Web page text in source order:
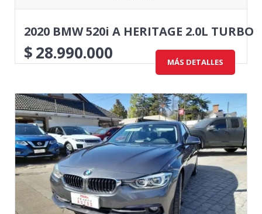
2020 BMW 520i A HERITAGE 2.0L TURBO
$28.990.000 MÁS DETALLES